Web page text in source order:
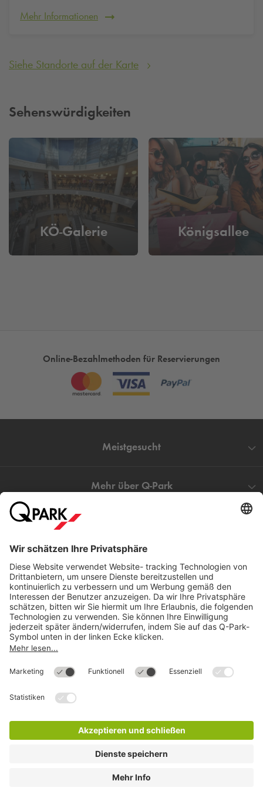
Mehr Informationen
Siehe Standorte auf der Karte
Sehenswürdigkeiten
KÖ-Galerie Königsallee
Online-Bezahlmethoden für Reservierungen
Meistgesucht
Mehr über Q-Park
Direkt zum
Download
AGB
Datenschutzerklärung
Impressum